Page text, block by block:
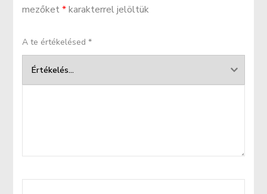
mezőket*karakterrel jelöltük
A te értékelésed*